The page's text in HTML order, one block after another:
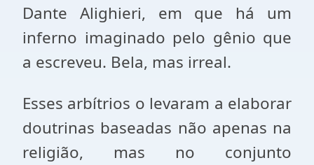
Dante Alighieri, em que há um
inferno imaginado pelo gênio que
a escreveu. Bela, mas irreal.
Esses arbítrios o levaram a elaborar
doutrinas baseadas não apenas na
religião, mas no conjunto